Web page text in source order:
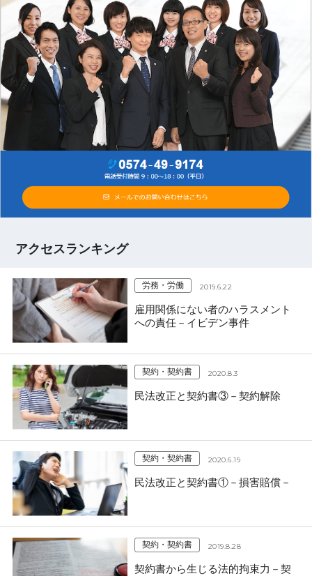
アクセスランキング
労務・労働 2019.6.22
雇用関係にない者のハラスメント
への責任－イビデン事件
契約・契約書 2020.8.3
民法改正と契約書③－契約解除
契約・契約書 2020.6.19
民法改正と契約書①－損害賠償－
契約・契約書 2019.8.28
契約書から生じる法的拘束力－契